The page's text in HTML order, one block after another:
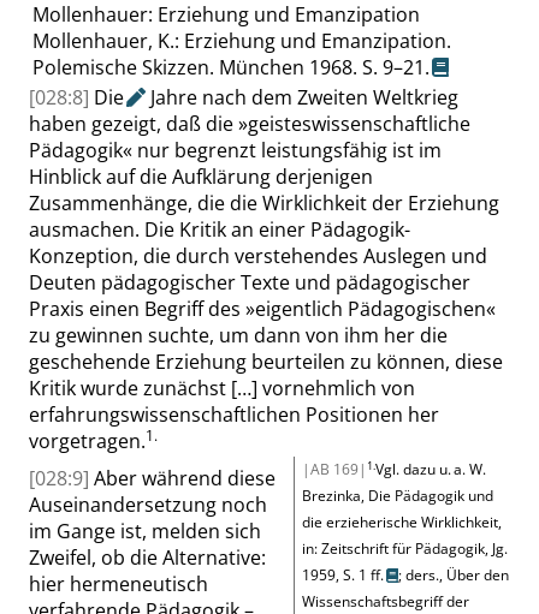
Mollenhauer: Erziehung und Emanzipation
Mollenhauer, K.: Erziehung und Emanzipation.
Polemische Skizzen. München 1968. S. 9–21.
[028:8] Die
Jahre nach dem Zweiten Weltkrieg
haben gezeigt, daß die»geisteswissenschaftliche
Pädagogik« nur begrenzt leistungsfähig ist im
Hinblick auf die Aufklärung derjenigen
Zusammenhänge, die die Wirklichkeit der Erziehung
ausmachen. Die Kritik an einer Pädagogik-
Konzeption, die durch verstehendes Auslegen und
Deuten pädagogischer Texte und pädagogischer
Praxis einen Begriff des »eigentlich Pädagogischen«
zu gewinnen suchte, um dann von ihm her die
geschehende Erziehung beurteilen zu können, diese
Kritik wurde zunächst […] vornehmlich von
erfahrungswissenschaftlichen Positionen her
vorgetragen.1.
|AB 169| 1. Vgl. dazu u. a.W.
Brezinka, Die Pädagogik und
die erzieherische Wirklichkeit,
in: Zeitschrift für Pädagogik, Jg.
1959, S. 1 ff.
;ders., Über den
Wissenschaftsbegriff der
[028:9] Aber während diese
Auseinandersetzung noch
im Gange ist, melden sich
Zweifel, ob die Alternative:
hier hermeneutisch